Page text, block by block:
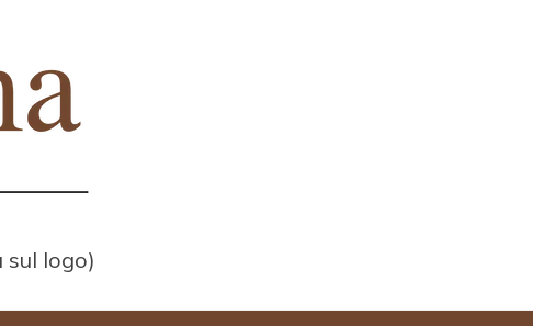
sul logo)